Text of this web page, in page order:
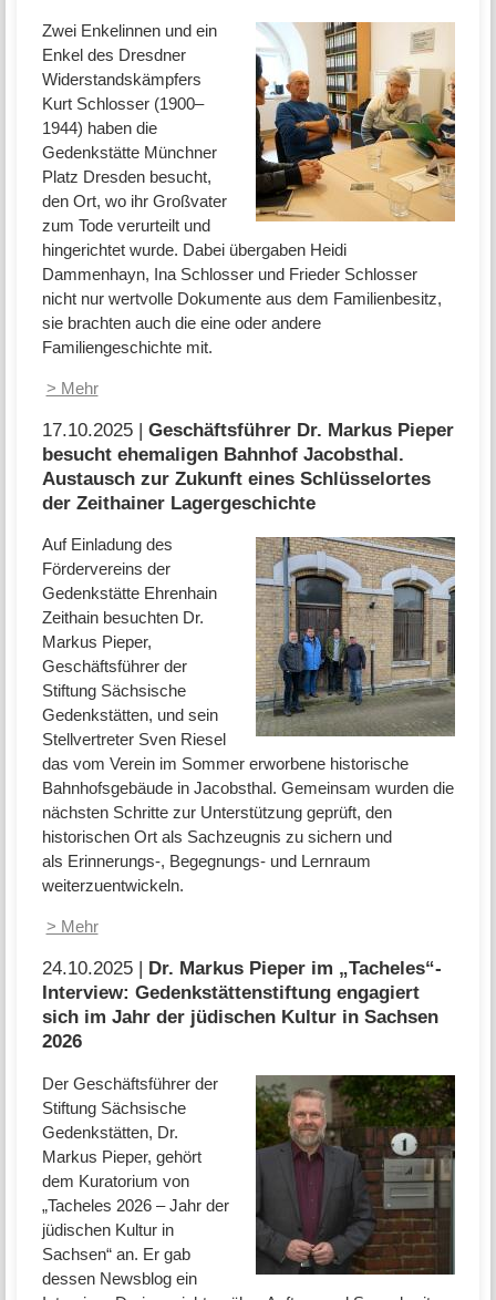
Zwei Enkelinnen und ein
Enkel des Dresdner
Widerstandskämpfers
Kurt Schlosser (1900–
1944) haben die
Gedenkstätte Münchner
Platz Dresden besucht,
den Ort, wo ihr Großvater
zum Tode verurteilt und
hingerichtet wurde. Dabei übergaben Heidi
Dammenhayn, Ina Schlosser und Frieder Schlosser
nicht nur wertvolle Dokumente aus dem Familienbesitz,
sie brachten auch die eine oder andere
Familiengeschichte mit.
> Mehr
17.10.2025 | Geschäftsführer Dr. Markus Pieper
besucht ehemaligen Bahnhof Jacobsthal.
Austausch zur Zukunft eines Schlüsselortes
der Zeithainer Lagergeschichte
Auf Einladung des
Fördervereins der
Gedenkstätte Ehrenhain
Zeithain besuchten Dr.
Markus Pieper,
Geschäftsführer der
Stiftung Sächsische
Gedenkstätten, und sein
Stellvertreter Sven Riesel
das vom Verein im Sommer erworbene historische
Bahnhofsgebäude in Jacobsthal. Gemeinsam wurden die
nächsten Schritte zur Unterstützung geprüft, den
historischen Ort als Sachzeugnis zu sichern und
als Erinnerungs-, Begegnungs- und Lernraum
weiterzuentwickeln.
> Mehr
24.10.2025 | Dr. Markus Pieper im „Tacheles“-
Interview: Gedenkstättenstiftung engagiert
sich im Jahr der jüdischen Kultur in Sachsen
2026
Der Geschäftsführer der
Stiftung Sächsische
Gedenkstätten, Dr.
Markus Pieper, gehört
dem Kuratorium von
„Tacheles 2026 – Jahr der
jüdischen Kultur in
Sachsen“ an. Er gab
dessen Newsblog ein